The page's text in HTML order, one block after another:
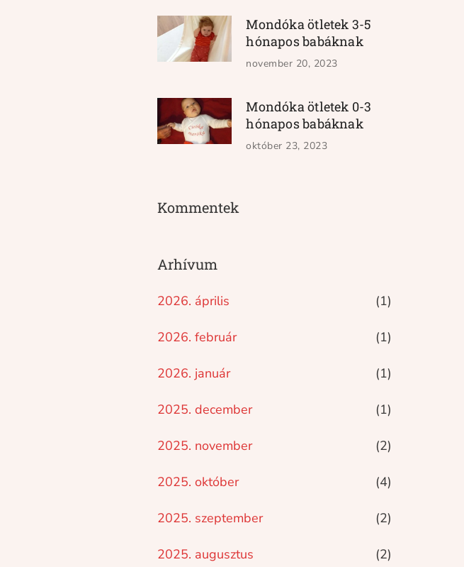
Mondóka ötletek 3-5
hónapos babáknak
november 20, 2023
Mondóka ötletek 0-3
hónapos babáknak
október 23, 2023
Kommentek
Arhívum
2026. április (1)
2026. február (1)
2026. január (1)
2025. december (1)
2025. november (2)
2025. október (4)
2025. szeptember (2)
2025. augusztus (2)